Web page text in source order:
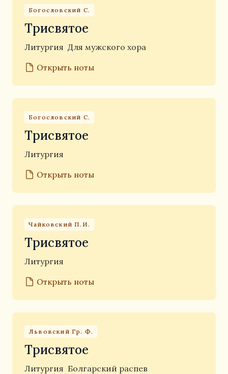
Богословский С.
Трисвятое
Литургия Для мужского хора
Открыть ноты
Богословский С.
Трисвятое
Литургия
Открыть ноты
Чайковский П.И.
Трисвятое
Литургия
Открыть ноты
Львовский Гр. Ф.
Трисвятое
Литургия Болгарский распев